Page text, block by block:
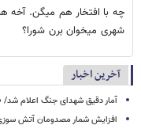
چه با افتخار هم میگن. آخه
شهری میخوان برن شورا؟
آخرین اخبار
آمار دقیق شهدای جنگ اعلام شد/ ۴۰ درصد از شهدای دو جنگ با علم ژنتیک شناسایی شدند
افزایش شمار مصدومان آتش سوزی